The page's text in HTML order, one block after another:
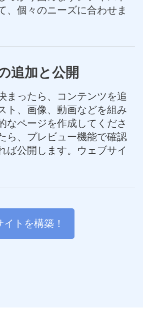
、個々のニーズに合わせま
追加と公開
まったら、コンテンツを追
ト、画像、動画などを組み
なページを作成してくださ
ら、プレビュー機能で確認
ば公開します。ウェブサイ
トを構築！